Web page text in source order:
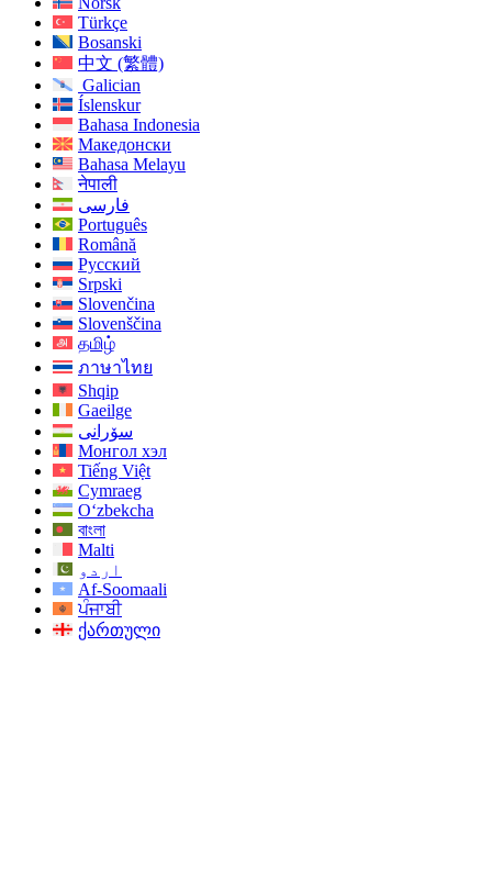
Türkçe
Bosanski
中文 (繁體)
Galician
Íslenskur
Bahasa Indonesia
Македонски
Bahasa Melayu
नेपाली
فارسی
Português
Română
Русский
Srpski
Slovenčina
Slovenščina
தமிழ்
ภาษาไทย
Shqip
Gaeilge
سۆرانی
Монгол хэл
Tiếng Việt
Cymraeg
O‘zbekcha
বাংলা
Malti
اردو
Af-Soomaali
ਪੰਜਾਬੀ
ქართული